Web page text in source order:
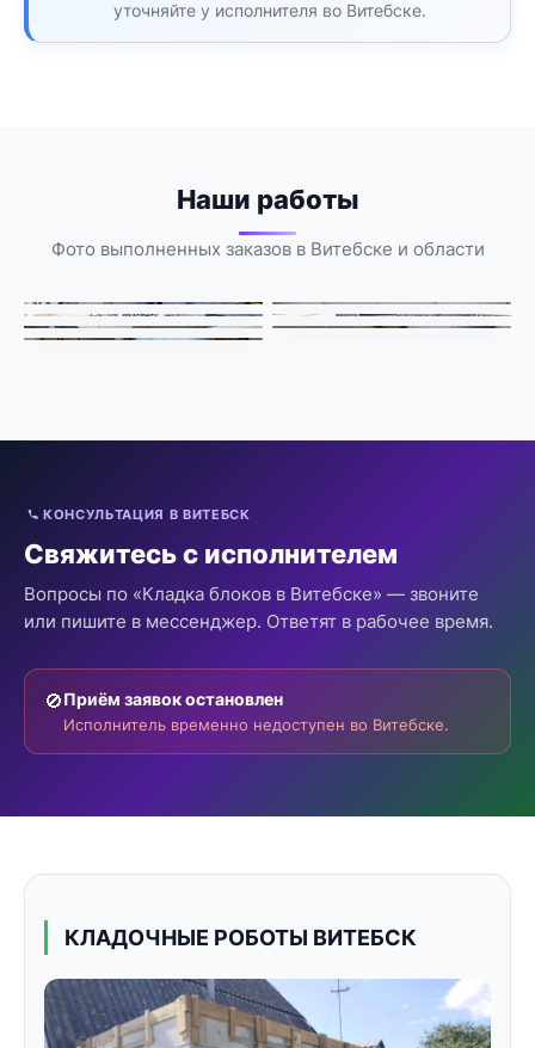
уточняйте у исполнителя во Витебске.
Наши работы
Фото выполненных заказов в Витебске и области
КОНСУЛЬТАЦИЯ В ВИТЕБСК
Свяжитесь с исполнителем
Вопросы по «Кладка блоков в Витебске» — звоните
или пишите в мессенджер. Ответят в рабочее время.
🚫Приём заявок остановлен
Исполнитель временно недоступен во Витебске.
КЛАДОЧНЫЕ РОБОТЫ ВИТЕБСК